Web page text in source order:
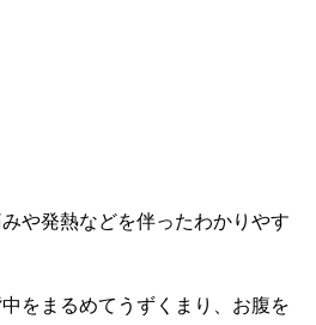
や発熱などを伴ったわかりやす
をまるめてうずくまり、お腹を